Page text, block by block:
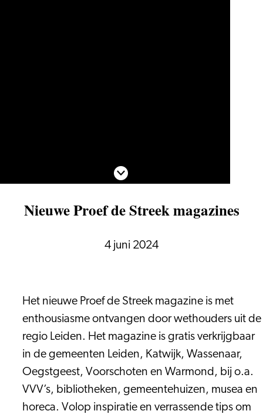
Scroll naar beneden
Nieuwe Proef de Streek magazines
4 juni 2024
Het nieuwe Proef de Streek magazine is met
enthousiasme ontvangen door wethouders uit de
regio Leiden. Het magazine is gratis verkrijgbaar
in de gemeenten Leiden, Katwijk, Wassenaar,
Oegstgeest, Voorschoten en Warmond, bij o.a.
VVV’s, bibliotheken, gemeentehuizen, musea en
horeca. Volop inspiratie en verrassende tips om